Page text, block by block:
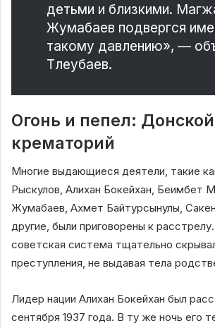
детьми и близкими.
Жумабаев подвергся
такому давлению», —
Тлеубаев.
Огонь и пепел: Донской
крематорий
Многие выдающиеся деятели, такие
Рыскулов, Алихан Бокейхан, Беимбет
Жумабаев, Ахмет Байтурсынулы,
другие, были приговорены к
советская система тщательно
преступления, не выдавая тела
Лидер нации Алихан Бокейхан был
сентября 1937 года. В ту же ночь его